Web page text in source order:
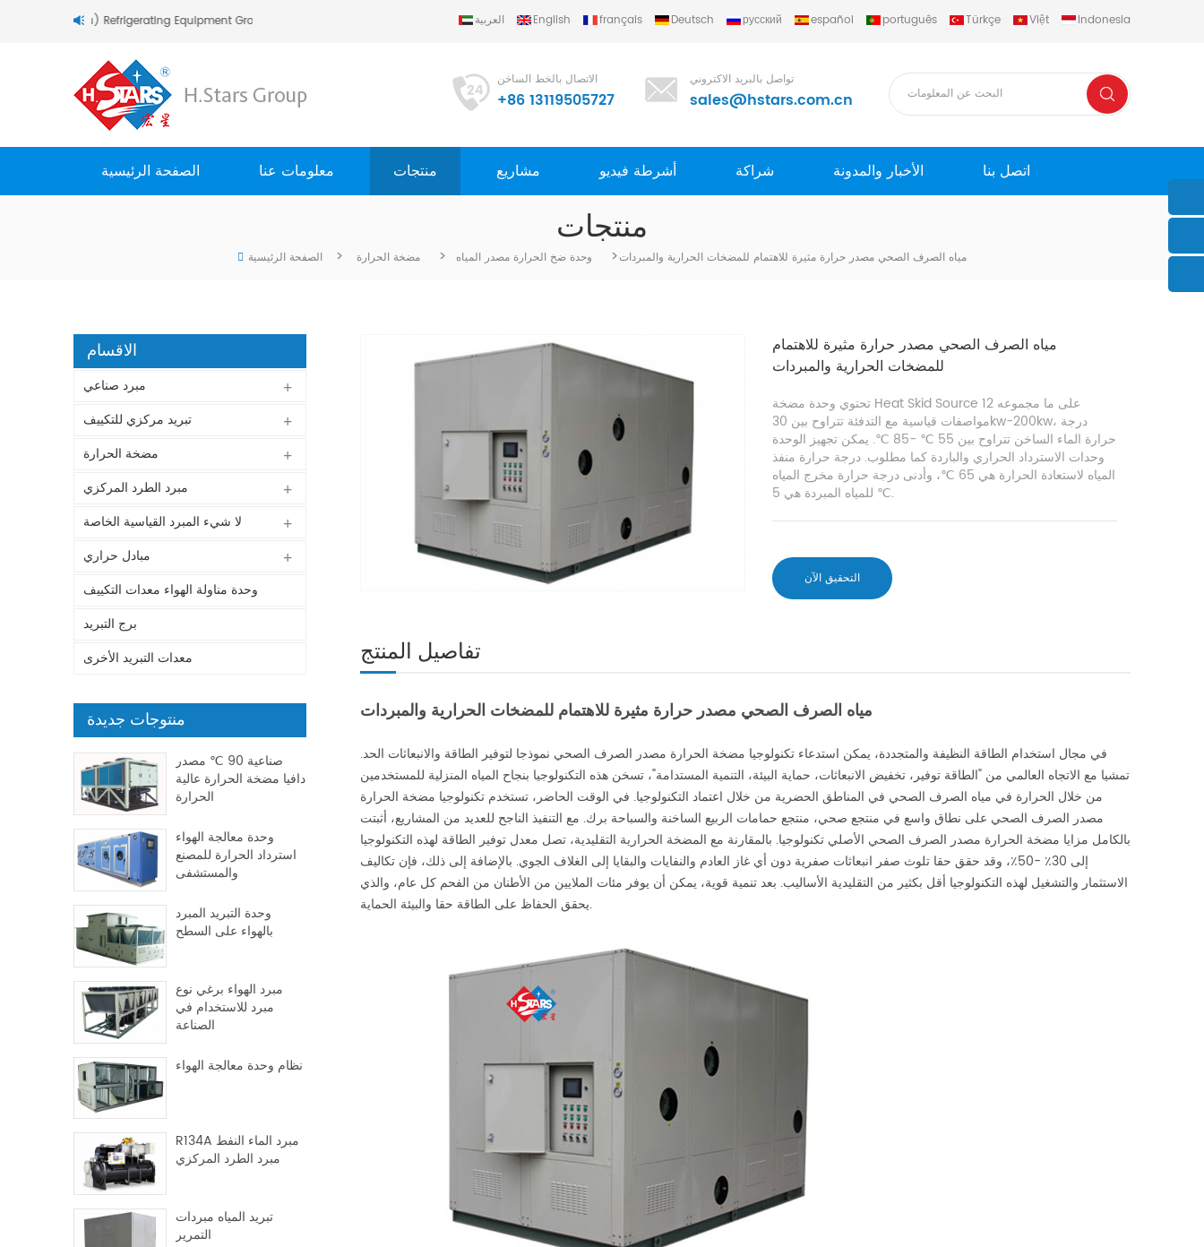
مرحبا بك في H.Stars (Guangzhou) Refrigerating Equipment Group Ltd.. العربية English français Deutsch русский español português Türkçe Việt Indonesia
الاتصال بالخط الساخن
+86 13119505727
تواصل بالبريد الاكتروني
sales@hstars.com.cn
الصفحة الرئيسية معلومات عنا منتجات مشاريع أشرطة فيديو شراكة الأخبار والمدونة اتصل بنا
منتجات
الصفحة الرئيسية > مضخة الحرارة > وحدة ضخ الحرارة مصدر المياه >مياه الصرف الصحي مصدر حرارة مثيرة للاهتمام للمضخات الحرارية والمبردات
مياه الصرف الصحي مصدر حرارة مثيرة للاهتمام
للمضخات الحرارية والمبردات
تحتوي وحدة مضخة Heat Skid Source على ما مجموعه 12
مواصفات قياسية مع التدفئة تتراوح بين 30kw-200kw، درجة
حرارة الماء الساخن تتراوح بين 55 ℃ -85 ℃. يمكن تجهيز الوحدة
وحدات الاسترداد الحراري والباردة كما مطلوب. درجة حرارة منفذ
المياه لاستعادة الحرارة هي 65 ℃، وأدنى درجة حرارة مخرج المياه
للمياه المبردة هي 5 ℃.
التحقيق الآن
تفاصيل المنتج
مياه الصرف الصحي مصدر حرارة مثيرة للاهتمام للمضخات الحرارية والمبردات
في مجال استخدام الطاقة النظيفة والمتجددة، يمكن استدعاء تكنولوجيا مضخة الحرارة مصدر الصرف الصحي نموذجا لتوفير الطاقة والانبعاثات الحد.
تمشيا مع الاتجاه العالمي من "الطاقة توفير، تخفيض الانبعاثات، حماية البيئة، التنمية المستدامة"، تسخن هذه التكنولوجيا بنجاح المياه المنزلية للمستخدمين
من خلال الحرارة في مياه الصرف الصحي في المناطق الحضرية من خلال اعتماد التكنولوجيا. في الوقت الحاضر، تستخدم تكنولوجيا مضخة الحرارة
مصدر الصرف الصحي على نطاق واسع في منتجع صحي، منتجع حمامات الربيع الساخنة والسباحة برك. مع التنفيذ الناجح للعديد من المشاريع، أثبتت
بالكامل مزايا مضخة الحرارة مصدر الصرف الصحي الأصلي تكنولوجيا. بالمقارنة مع المضخة الحرارية التقليدية، تصل معدل توفير الطاقة لهذه التكنولوجيا
إلى 30٪ -50٪، وقد حقق حقا تلوث صفر انبعاثات صفرية دون أي غاز العادم والنفايات والبقايا إلى الغلاف الجوي. بالإضافة إلى ذلك، فإن تكاليف
الاستثمار والتشغيل لهذه التكنولوجيا أقل بكثير من التقليدية الأساليب. بعد تنمية قوية، يمكن أن يوفر مئات الملايين من الأطنان من الفحم كل عام، والذي
يحقق الحفاظ على الطاقة حقا والبيئة الحماية.
الاقسام
مبرد صناعي
تبريد مركزي للتكييف
مضخة الحرارة
مبرد الطرد المركزي
لا شيء المبرد القياسية الخاصة
مبادل حراري
وحدة مناولة الهواء معدات التكييف
برج التبريد
معدات التبريد الأخرى
منتوجات جديدة
صناعية 90 ℃ مصدر
دافيا مضخة الحرارة عالية
الحرارة
وحدة معالجة الهواء
استرداد الحرارة للمصنع
والمستشفى
وحدة التبريد المبرد
بالهواء على السطح
مبرد الهواء برغي نوع
مبرد للاستخدام في
الصناعة
نظام وحدة معالجة الهواء
R134A مبرد الماء النفط
مبرد الطرد المركزي
تبريد المياه مبردات
التمرير